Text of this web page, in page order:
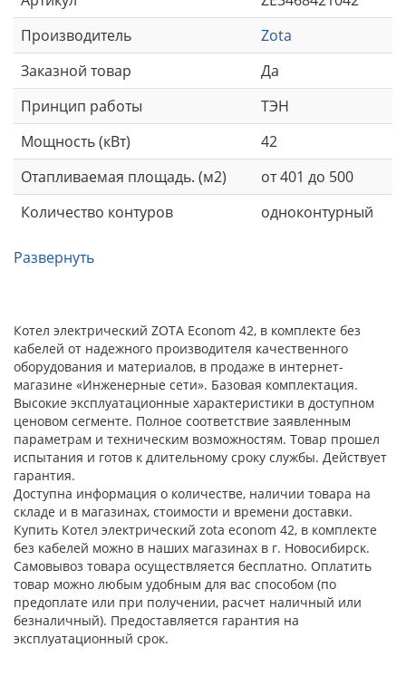
Производитель
Zota
Заказной товар
Да
Принцип работы
ТЭН
Мощность (кВт)
42
Отапливаемая площадь. (м2)
от 401 до 500
Количество контуров
одноконтурный
Развернуть
Котел электрический ZOTA Econom 42, в комплекте без
кабелей от надежного производителя качественного
оборудования и материалов, в продаже в интернет-
магазине «Инженерные сети». Базовая комплектация.
Высокие эксплуатационные характеристики в доступном
ценовом сегменте. Полное соответствие заявленным
параметрам и техническим возможностям. Товар прошел
испытания и готов к длительному сроку службы. Действует
гарантия.
Доступна информация о количестве, наличии товара на
складе и в магазинах, стоимости и времени доставки.
Купить Котел электрический zota econom 42, в комплекте
без кабелей можно в наших магазинах в г. Новосибирск.
Самовывоз товара осуществляется бесплатно. Оплатить
товар можно любым удобным для вас способом (по
предоплате или при получении, расчет наличный или
безналичный). Предоставляется гарантия на
эксплуатационный срок.